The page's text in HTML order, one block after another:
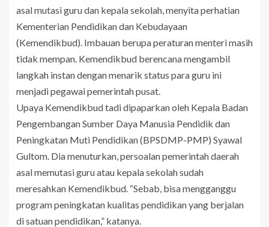
asal mutasi guru dan kepala sekolah, menyita perhatian
Kementerian Pendidikan dan Kebudayaan
(Kemendikbud). Imbauan berupa peraturan menteri masih
tidak mempan. Kemendikbud berencana mengambil
langkah instan dengan menarik status para guru ini
menjadi pegawai pemerintah pusat.
Upaya Kemendikbud tadi dipaparkan oleh Kepala Badan
Pengembangan Sumber Daya Manusia Pendidik dan
Peningkatan Muti Pendidikan (BPSDMP-PMP) Syawal
Gultom. Dia menuturkan, persoalan pemerintah daerah
asal memutasi guru atau kepala sekolah sudah
meresahkan Kemendikbud. “Sebab, bisa mengganggu
program peningkatan kualitas pendidikan yang berjalan
di satuan pendidikan,” katanya.